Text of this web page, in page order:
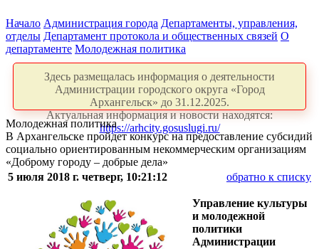
Начало Администрация города Департаменты, управления,
отделы Департамент протокола и общественных связей О
департаменте Молодежная политика
Здесь размещалась информация о деятельности
Администрации городского округа «Город
Архангельск» до 31.12.2025.
Актуальная информация и новости находятся:
https://arhcity.gosuslugi.ru/
Молодежная политика
В Архангельске пройдет конкурс на предоставление субсидий
социально ориентированным некоммерческим организациям
«Доброму городу – добрые дела»
5 июля 2018 г. четверг, 10:21:12
обратно к списку
Управление культуры
и молодежной
политики
Администрации